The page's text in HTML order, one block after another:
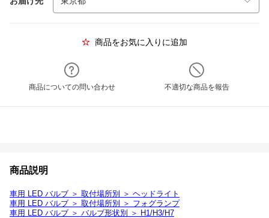
商品をお気に入りに追加
商品についての問い合わせ 不適切な商品を報告
商品説明
車用 LED バルブ ＞ 取付場所別 ＞ ヘッドライト
車用 LED バルブ ＞ 取付場所別 ＞ フォグランプ
車用 LED バルブ ＞ バルブ形状別 ＞ H1/H3/H7